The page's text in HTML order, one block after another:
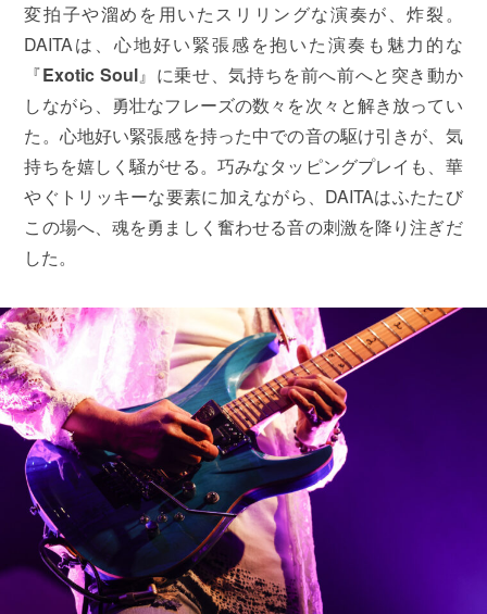
変拍子や溜めを用いたスリリングな演奏が、炸裂。
DAITAは、心地好い緊張感を抱いた演奏も魅力的な
『Exotic Soul』に乗せ、気持ちを前へ前へと突き動か
しながら、勇壮なフレーズの数々を次々と解き放ってい
た。心地好い緊張感を持った中での音の駆け引きが、気
持ちを嬉しく騒がせる。巧みなタッピングプレイも、華
やぐトリッキーな要素に加えながら、DAITAはふたたび
この場へ、魂を勇ましく奮わせる音の刺激を降り注ぎだ
した。